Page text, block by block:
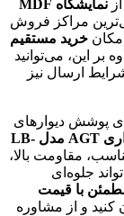
نمایشگاه MDF
مراکز فروش
خرید مستقیم
بر این، می‌توانید
ارسال نیز
پوشش دیوارهای
پروفیل MDF دیواری AGT مدل LB-
مقاومت بالا،
جلوه‌ای
با قیمت
کنید و از مشاوره